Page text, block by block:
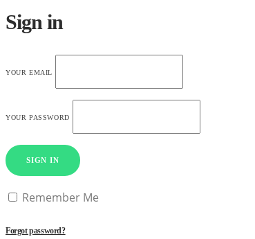
Sign in
YOUR EMAIL
YOUR PASSWORD
SIGN IN
Remember Me
Forgot password?